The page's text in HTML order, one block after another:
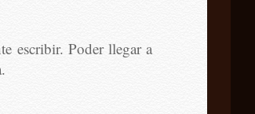
escribir. Poder llegar a